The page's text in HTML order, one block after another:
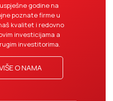
godine na
poznate firme u
kvalitet i redovno
investicijama a
investitorima.
O NAMA